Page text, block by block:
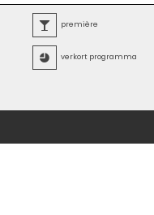
 première
 verkort programma